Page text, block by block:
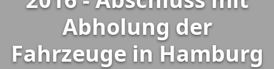
Abholung der
Fahrzeuge in Hamburg